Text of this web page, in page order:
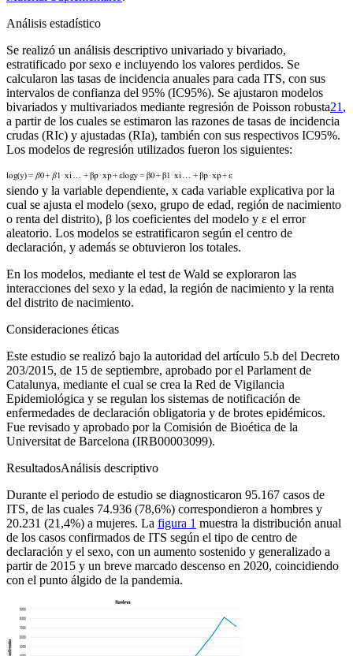
Análisis estadístico
Se realizó un análisis descriptivo univariado y bivariado,
estratificado por sexo e incluyendo los valores perdidos. Se
calcularon las tasas de incidencia anuales para cada ITS, con sus
intervalos de confianza del 95% (IC95%). Se ajustaron modelos
bivariados y multivariados mediante regresión de Poisson robusta21 ,
a partir de los cuales se estimaron las razones de tasas de incidencia
crudas (RIc) y ajustadas (RIa), también con sus respectivos IC95%.
Los modelos de regresión utilizados fueron los siguientes:
siendo y la variable dependiente, x cada variable explicativa por la
cual se ajusta el modelo (sexo, grupo de edad, región de nacimiento
o renta del distrito), β los coeficientes del modelo y ɛ el error
aleatorio. Los modelos se estratificaron según el centro de
declaración, y además se obtuvieron los totales.
En los modelos, mediante el test de Wald se exploraron las
interacciones del sexo y la edad, la región de nacimiento y la renta
del distrito de nacimiento.
Consideraciones éticas
Este estudio se realizó bajo la autoridad del artículo 5.b del Decreto
203/2015, de 15 de septiembre, aprobado por el Parlament de
Catalunya, mediante el cual se crea la Red de Vigilancia
Epidemiológica y se regulan los sistemas de notificación de
enfermedades de declaración obligatoria y de brotes epidémicos.
Fue revisado y aprobado por la Comisión de Bioética de la
Universitat de Barcelona (IRB00003099).
ResultadosAnálisis descriptivo
Durante el periodo de estudio se diagnosticaron 95.167 casos de
ITS, de las cuales 74.936 (78,6%) correspondieron a hombres y
20.231 (21,4%) a mujeres. La figura 1 muestra la distribución anual
de los casos confirmados de ITS según el tipo de centro de
declaración y el sexo, con un aumento sostenido y generalizado a
partir de 2015 y un breve marcado descenso en 2020, coincidiendo
con el punto álgido de la pandemia.